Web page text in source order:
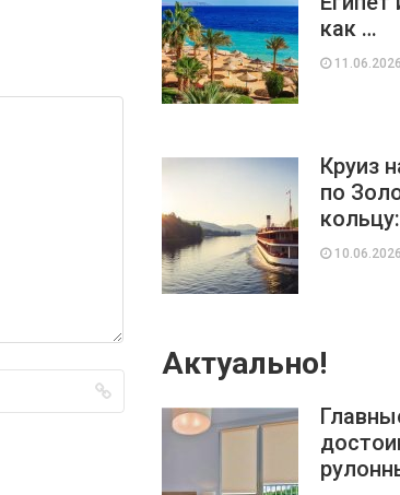
как …
11.06.2026
Круиз
по
10.06.2026
Актуально!